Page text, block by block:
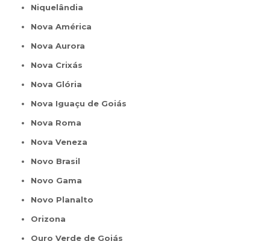
Niquelândia
Nova América
Nova Aurora
Nova Crixás
Nova Glória
Nova Iguaçu de Goiás
Nova Roma
Nova Veneza
Novo Brasil
Novo Gama
Novo Planalto
Orizona
Ouro Verde de Goiás